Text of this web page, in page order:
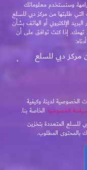
وسنستخدم معلوماتك
طلبتها من مركز دبي للسلع
الإلكتروني أو الهاتف بشأن
تهمك. إذا كنت توافق على أن
دبي للسلع
الخصوصية لدينا، وكيفية
الخصوصيةالخاصة بنا.
للسلع المتعددة بتخزين
بالمحتوى المطلوب.